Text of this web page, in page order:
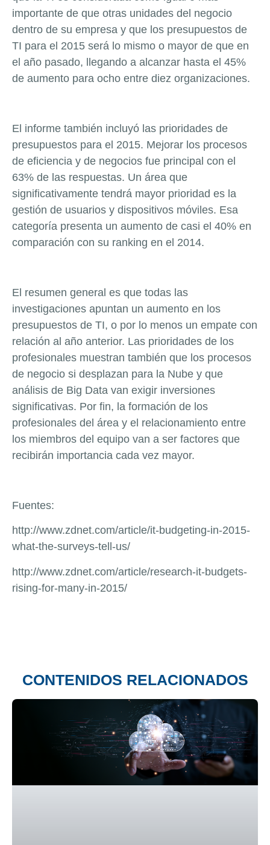
importante de que otras unidades del negocio
dentro de su empresa y que los presupuestos de
TI para el 2015 será lo mismo o mayor de que en
el año pasado, llegando a alcanzar hasta el 45%
de aumento para ocho entre diez organizaciones.
El informe también incluyó las prioridades de
presupuestos para el 2015. Mejorar los procesos
de eficiencia y de negocios fue principal con el
63% de las respuestas. Un área que
significativamente tendrá mayor prioridad es la
gestión de usuarios y dispositivos móviles. Esa
categoría presenta un aumento de casi el 40% en
comparación con su ranking en el 2014.
El resumen general es que todas las
investigaciones apuntan un aumento en los
presupuestos de TI, o por lo menos un empate con
relación al año anterior. Las prioridades de los
profesionales muestran también que los procesos
de negocio si desplazan para la Nube y que
análisis de Big Data van exigir inversiones
significativas. Por fin, la formación de los
profesionales del área y el relacionamiento entre
los miembros del equipo van a ser factores que
recibirán importancia cada vez mayor.
Fuentes:
http://www.zdnet.com/article/it-budgeting-in-2015-
what-the-surveys-tell-us/
http://www.zdnet.com/article/research-it-budgets-
rising-for-many-in-2015/
CONTENIDOS RELACIONADOS